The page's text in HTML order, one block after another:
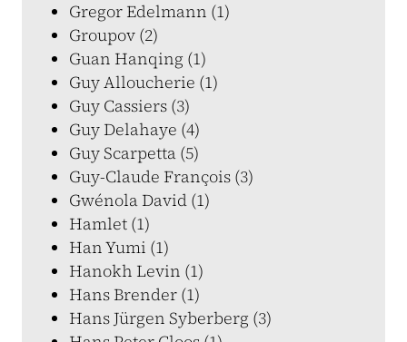
Gregor Edelmann (1)
Groupov (2)
Guan Hanqing (1)
Guy Alloucherie (1)
Guy Cassiers (3)
Guy Delahaye (4)
Guy Scarpetta (5)
Guy-Claude François (3)
Gwénola David (1)
Hamlet (1)
Han Yumi (1)
Hanokh Levin (1)
Hans Brender (1)
Hans Jürgen Syberberg (3)